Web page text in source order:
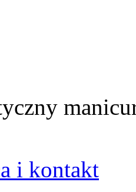
i kontakt